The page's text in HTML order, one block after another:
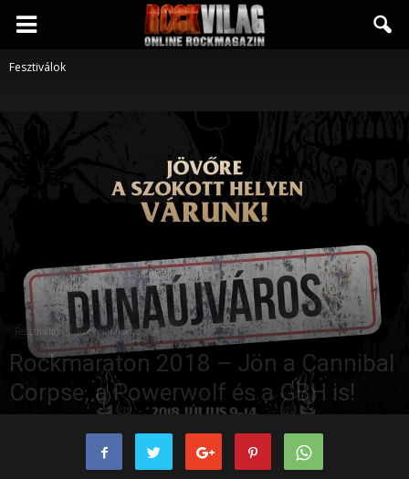
Rockvilág.hu
Fesztiválok
Fesztiválok Rockmaraton
Rockmaraton 2018 – Jön a Cannibal
Corpse, a Powerwolf és a GBH is!